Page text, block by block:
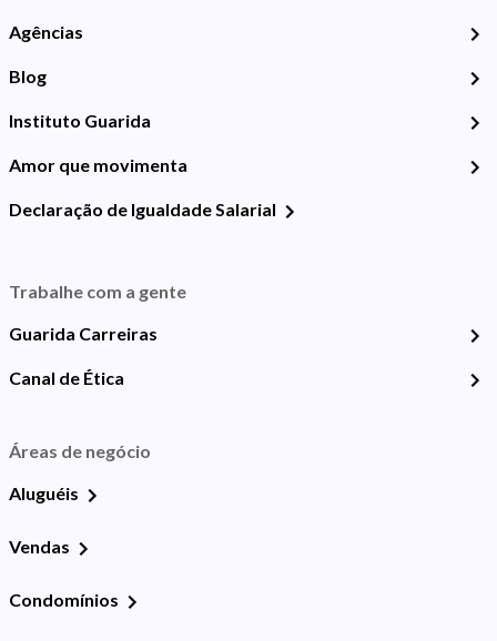
Agências
Blog
Instituto Guarida
Amor que movimenta
Declaração de Igualdade Salarial
Trabalhe com a gente
Guarida Carreiras
Canal de Ética
Áreas de negócio
Aluguéis
Vendas
Condomínios